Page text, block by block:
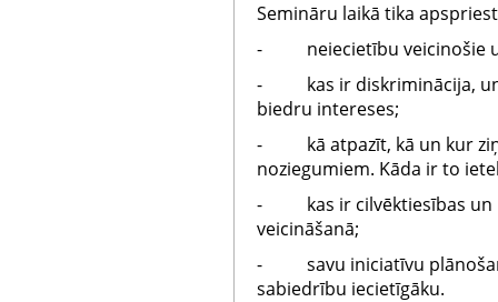
Semināru laikā tika
- neiecietību veicinošie
- kas ir diskriminācija, un
biedru intereses;
- kā atpazīt, kā un kur
noziegumiem. Kāda ir to
- kas ir cilvēktiesības un
veicināšanā;
- savu iniciatīvu
sabiedrību iecietīgāku.